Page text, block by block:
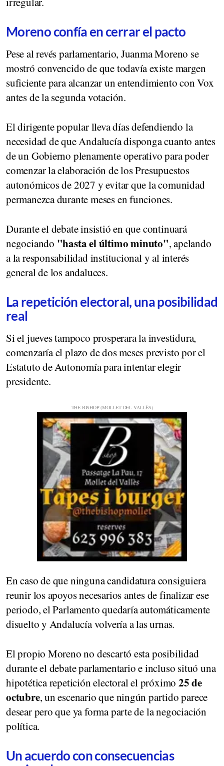
Moreno confía en cerrar el pacto
Pese al revés parlamentario, Juanma Moreno se
mostró convencido de que todavía existe margen
suficiente para alcanzar un entendimiento con Vox
antes de la segunda votación.
El dirigente popular lleva días defendiendo la
necesidad de que Andalucía disponga cuanto antes
de un Gobierno plenamente operativo para poder
comenzar la elaboración de los Presupuestos
autonómicos de 2027 y evitar que la comunidad
permanezca durante meses en funciones.
Durante el debate insistió en que continuará
negociando "hasta el último minuto", apelando
a la responsabilidad institucional y al interés
general de los andaluces.
La repetición electoral, una posibilidad
real
Si el jueves tampoco prosperara la investidura,
comenzaría el plazo de dos meses previsto por el
Estatuto de Autonomía para intentar elegir
presidente.
En caso de que ninguna candidatura consiguiera
reunir los apoyos necesarios antes de finalizar ese
periodo, el Parlamento quedaría automáticamente
disuelto y Andalucía volvería a las urnas.
El propio Moreno no descartó esta posibilidad
durante el debate parlamentario e incluso situó una
hipotética repetición electoral el próximo 25 de
octubre, un escenario que ningún partido parece
desear pero que ya forma parte de la negociación
política.
Un acuerdo con consecuencias